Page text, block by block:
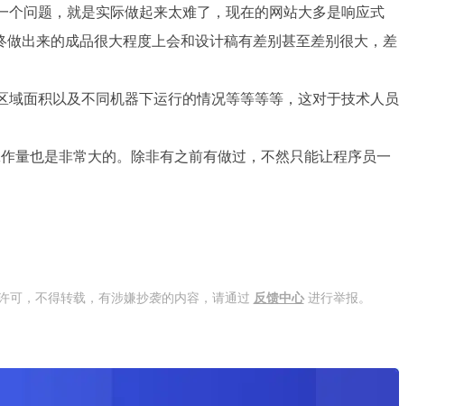
问题，就是实际做起来太难了，现在的网站大多是响应式
出来的成品很大程度上会和设计稿有差别甚至差别很大，差
面积以及不同机器下运行的情况等等等等，这对于技术人员
量也是非常大的。除非有之前有做过，不然只能让程序员一
可，不得转载，有涉嫌抄袭的内容，请通过 反馈中心进行举报。